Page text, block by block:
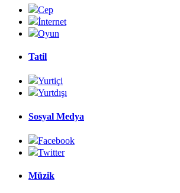
Cep
İnternet
Oyun
Tatil
Yurtiçi
Yurtdışı
Sosyal Medya
Facebook
Twitter
Müzik